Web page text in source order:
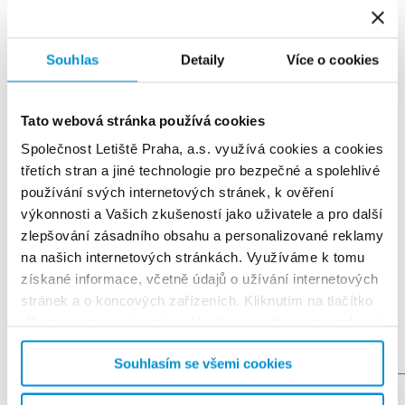
Souhlas Detaily Více o cookies
Tato webová stránka používá cookies
Společnost Letiště Praha, a.s. využívá cookies a cookies
třetích stran a jiné technologie pro bezpečné a spolehlivé
používání svých internetových stránek, k ověření
výkonnosti a Vašich zkušeností jako uživatele a pro další
zlepšování zásadního obsahu a personalizované reklamy
na našich internetových stránkách. Využíváme k tomu
získané informace, včetně údajů o užívání internetových
stránek a o koncových zařízeních. Kliknutím na tlačítko
nutných cookies a jiných technologií za účelem
správného fungování internetových stránek. Kliknutím na
tlačítko „Nastavení“ můžete kdykoliv přijmout nebo
Souhlasím se všemi cookies
We have won
the
Routes Europe Awards
Read more
Where to meet us